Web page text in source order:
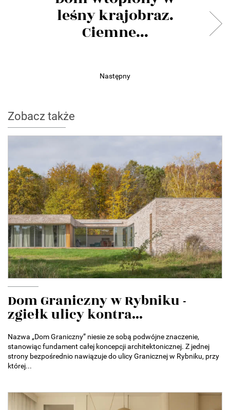
leśny krajobraz.
Ciemne...
Następny
Zobacz także
Dom Graniczny w Rybniku -
zgiełk ulicy kontra...
Nazwa „Dom Graniczny” niesie ze sobą podwójne znaczenie,
stanowiąc fundament całej koncepcji architektonicznej. Z jednej
strony bezpośrednio nawiązuje do ulicy Granicznej w Rybniku, przy
której...